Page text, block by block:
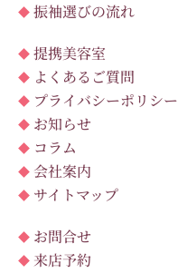
振袖選びの流れ
提携美容室
よくあるご質問
プライバシーポリシー
お知らせ
コラム
会社案内
サイトマップ
お問合せ
来店予約